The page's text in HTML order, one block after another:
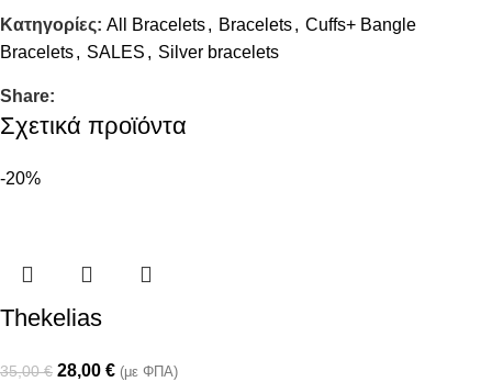
Κατηγορίες: All Bracelets, Bracelets, Cuffs+ Bangle
Bracelets, SALES , Silver bracelets
Share:
Σχετικά προϊόντα
-20%
Thekelias
35,00€ 28,00 € (με ΦΠΑ)